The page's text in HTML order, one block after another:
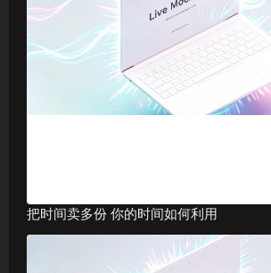
把时间卖多份 你的时间如何利用